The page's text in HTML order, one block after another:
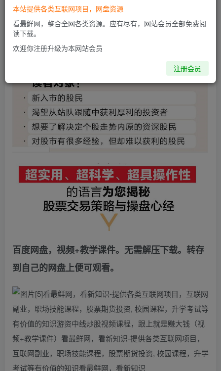
百度网盘，视频+教学课件。无需解压下载。转存
到自己的网盘上便可观看。
本站提供各类互联网项目，网盘资源
看最鲜网，整合全网各类资源。应有尽有，网站会员全部免费阅
读下载。
欢迎你注册升级为本网站会员
注册会员